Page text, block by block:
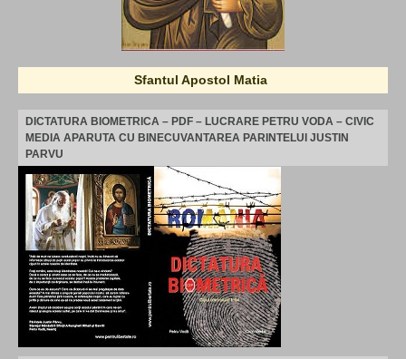
Sfantul Apostol Matia
DICTATURA BIOMETRICA – PDF – LUCRARE PETRU VODA – CIVIC
MEDIA APARUTA CU BINECUVANTAREA PARINTELUI JUSTIN
PARVU